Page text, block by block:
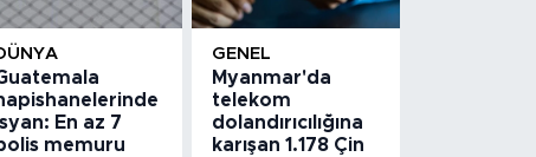
En az 7
memuru
GENEL
Myanmar'da
telekom
dolandırıcılığına
karışan 1.178 Çin